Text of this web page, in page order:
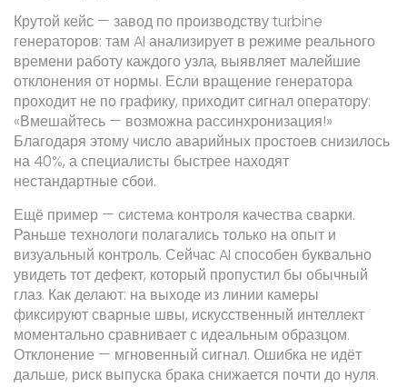
Крутой кейс — завод по производству turbine
генераторов: там AI анализирует в режиме реального
времени работу каждого узла, выявляет малейшие
отклонения от нормы. Если вращение генератора
проходит не по графику, приходит сигнал оператору:
«Вмешайтесь — возможна рассинхронизация!»
Благодаря этому число аварийных простоев снизилось
на 40%, а специалисты быстрее находят
нестандартные сбои.
Ещё пример — система контроля качества сварки.
Раньше технологи полагались только на опыт и
визуальный контроль. Сейчас AI способен буквально
увидеть тот дефект, который пропустил бы обычный
глаз. Как делают: на выходе из линии камеры
фиксируют сварные швы, искусственный интеллект
моментально сравнивает с идеальным образцом.
Отклонение — мгновенный сигнал. Ошибка не идёт
дальше, риск выпуска брака снижается почти до нуля.